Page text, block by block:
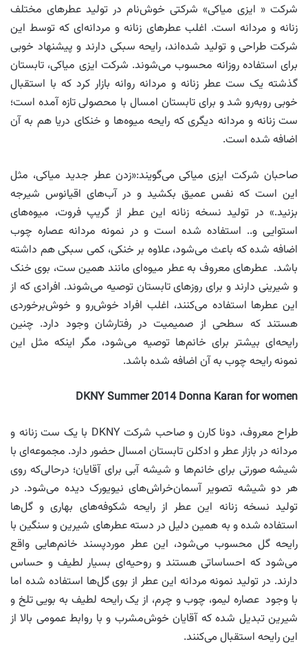
شرکت « ایزی میاکی» شرکتی خوش‌نام در تولید عطرهای مختلف
زنانه و مردانه است. اغلب عطرهای زنانه و مردانه‌ای که توسط این
شرکت طراحی و تولید شده‌اند، رایحه سبکی دارند و پیشنهاد خوبی
برای استفاده روزانه محسوب می‌شوند. شرکت ایزی میاکی، تابستان
گذشته یک ست عطر زنانه و مردانه روانه بازار کرد که با استقبال
خوبی روبه‌رو شد و برای تابستان امسال با محصولی تازه آمده است؛
ست زنانه و مردانه دیگری که رایحه میوه‌ها و خنکای دریا هم به آن
اضافه شده است.
صاحبان شرکت ایزی میاکی می‌گویند:«زدن عطر جدید میاکی، مثل
این است که نفس عمیق بکشید و در آب‌های اقیانوس شیرجه
بزنید.» در تولید نسخه زنانه این عطر از گریپ فروت، میوه‌های
استوایی و.. استفاده شده است و در نمونه مردانه عصاره چوب
اضافه شده که باعث می‌شود، علاوه بر خنکی، کمی سبکی هم داشته
باشد. عطرهای معروف به عطر میوه‌ای مانند همین ست، بوی خنک
و شیرینی دارند و برای روزهای تابستان توصیه می‌شوند. افرادی که از
این عطرها استفاده می‌کنند، اغلب افراد خوش‌رو و خوش‌برخوردی
هستند که سطحی از صمیمیت در رفتارشان وجود دارد. چنین
رایحه‌ای بیشتر برای خانم‌ها توصیه می‌شود، مگر اینکه مثل این
نمونه رایحه چوب به آن اضافه شده باشد.
DKNY Summer 2014 Donna Karan for women
طراح معروف، دونا کارن و صاحب شرکت DKNY با یک ست زنانه و
مردانه در بازار عطر و ادکلن تابستان امسال حضور دارد. مجموعه‌ای با
شیشه صورتی برای خانم‌ها و شیشه آبی برای آقایان؛ درحالی‌که روی
هر دو شیشه تصویر آسمان‌خراش‌های نیویورک دیده می‌شود. در
تولید نسخه زنانه این عطر از رایحه شکوفه‌های بهاری و گل‌ها
استفاده شده و به همین دلیل در دسته عطرهای شیرین و سنگین با
رایحه گل محسوب می‌شود، این عطر موردپسند خانم‌هایی واقع
می‌شود که احساساتی هستند و روحیه‌ای بسیار لطیف و حساس
دارند. در تولید نمونه مردانه این عطر از بوی گل‌ها استفاده شده اما
با وجود عصاره لیمو، چوب و چرم، از یک رایحه لطیف به بویی تلخ و
شیرین تبدیل شده که آقایان خوش‌مشرب و با روابط عمومی بالا از
این رایحه استقبال می‌کنند.